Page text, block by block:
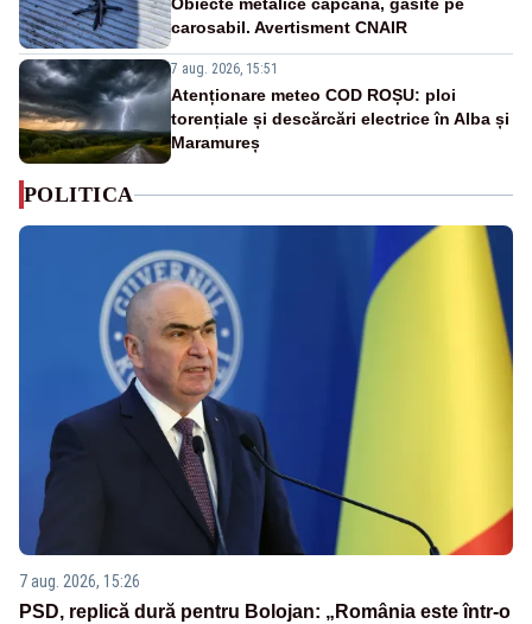
carosabil. Avertisment CNAIR
7 aug. 2026, 15:51
Atenționare meteo COD ROȘU: ploi
torențiale și descărcări electrice în Alba și
Maramureș
POLITICA
7 aug. 2026, 15:26
PSD, replică dură pentru Bolojan: „România este într-o